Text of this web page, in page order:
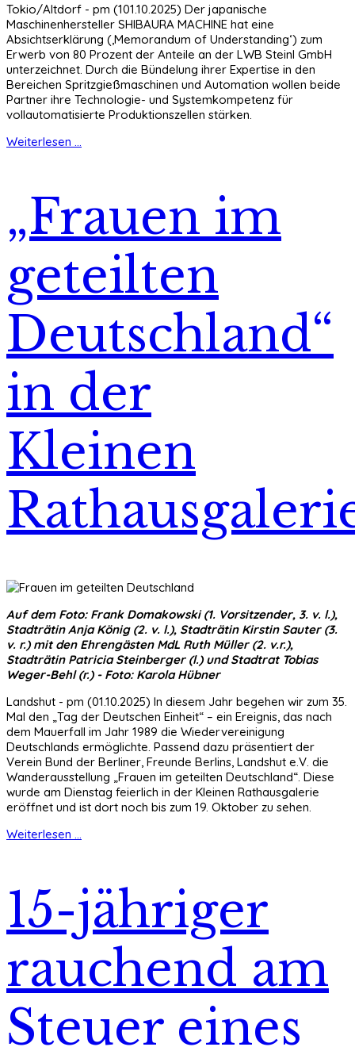
Tokio/Altdorf - pm (101.10.2025) Der japanische
Maschinenhersteller SHIBAURA MACHINE hat eine
Absichtserklärung (‚Memorandum of Understanding‘) zum
Erwerb von 80 Prozent der Anteile an der LWB Steinl GmbH
unterzeichnet. Durch die Bündelung ihrer Expertise in den
Bereichen Spritzgießmaschinen und Automation wollen beide
Partner ihre Technologie- und Systemkompetenz für
vollautomatisierte Produktionszellen stärken.
Weiterlesen ...
„Frauen im
geteilten
Deutschland“
in der
Kleinen
Auf dem Foto: Frank Domakowski (1. Vorsitzender, 3. v. l.),
Stadträtin Anja König (2. v. l.), Stadträtin Kirstin Sauter (3.
v. r.) mit den Ehrengästen MdL Ruth Müller (2. v.r.),
Stadträtin Patricia Steinberger (l.) und Stadtrat Tobias
Weger-Behl (r.) - Foto: Karola Hübner
Landshut - pm (01.10.2025) In diesem Jahr begehen wir zum 35.
Mal den „Tag der Deutschen Einheit“ – ein Ereignis, das nach
dem Mauerfall im Jahr 1989 die Wiedervereinigung
Deutschlands ermöglichte. Passend dazu präsentiert der
Verein Bund der Berliner, Freunde Berlins, Landshut e.V. die
Wanderausstellung „Frauen im geteilten Deutschland“. Diese
wurde am Dienstag feierlich in der Kleinen Rathausgalerie
eröffnet und ist dort noch bis zum 19. Oktober zu sehen.
Weiterlesen ...
15-jähriger
rauchend am
Steuer eines